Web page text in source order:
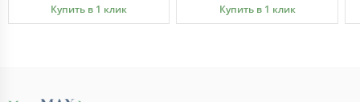
Купить в 1 клик Купить в 1 клик